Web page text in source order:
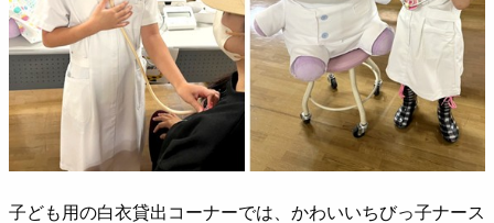
子ども用の白衣貸出コーナーでは、かわいいちびっ子ナース